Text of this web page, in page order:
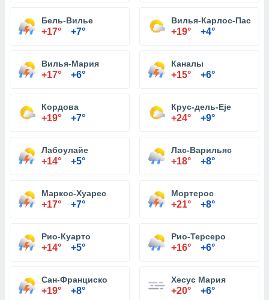
Бель-Вилье
+17° +7°
Вилья-Карлос-Пас
+19° +4°
Вилья-Мария
+17° +6°
Каналы
+15° +6°
Кордова
+19° +7°
Крус-дель-Eje
+24° +9°
Лабоулайе
+14° +5°
Лас-Варильяс
+18° +8°
Маркос-Хуарес
+17° +7°
Мортерос
+21° +8°
Рио-Куарто
+14° +5°
Рио-Терсеро
+16° +6°
Сан-Франциско
+19° +8°
Хесус Мария
+20° +6°